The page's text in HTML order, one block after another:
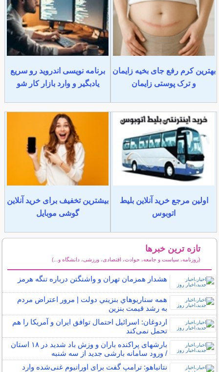
بهترین کرم رفع جای بخیه زایمان
و ترک پوستی زایمان
برنامه نویسی اندروید رو سریع
یادبگیر و وارد بازار کار شو
اولین مرجع خرید آنلاین بلیط
اتوبوس
بیشترین تخفیف برای خرید آنلاین
گوشی موبایل
تازه ترین خبرها
(روزنامه، سیاست و جامعه، حوادث، اقتصادی، ورزشی، دانشگاه و...)
هشدار همزمان تهران و واشنگتن درباره تنگه هرمز
همه سناريوهاي بنزيني دولت | مرور اعتراض مردم
به رشد قيمت بنزين
اردوغان: اسرائیل احتمال توافق ایران و آمریکا را هم
تحمل نمی‌کند
بارشهای پراکنده باران و وزش باد شدید در ۱۸ استان
/ ورود سامانه بارشی جدید از سه شنبه
نتانیاهو: ترامپ گفت برای اورانیوم غنی‌شده وارد